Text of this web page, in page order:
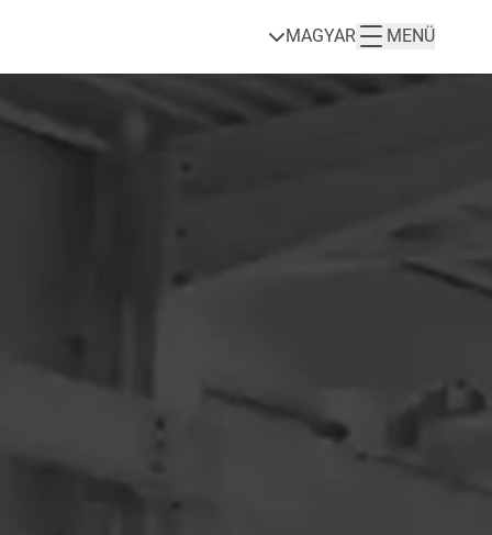
MAGYAR MENÜ